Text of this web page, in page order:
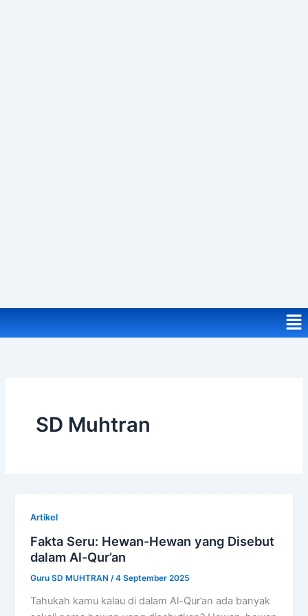
SD Muhtran
Artikel
Fakta Seru: Hewan-Hewan yang Disebut
dalam Al-Qur’an
Guru SD MUHTRAN/4 September 2025
Tahukah kamu kalau di dalam Al-Qur’an ada banyak